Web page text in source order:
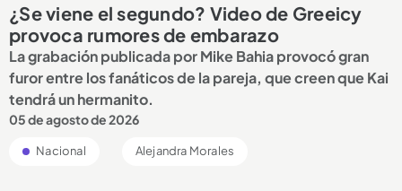
¿Se viene el segundo? Video de Greeicy
provoca rumores de embarazo
La grabación publicada por Mike Bahia provocó gran
furor entre los fanáticos de la pareja, que creen que Kai
tendrá un hermanito.
05 de agosto de 2026
Nacional Alejandra Morales